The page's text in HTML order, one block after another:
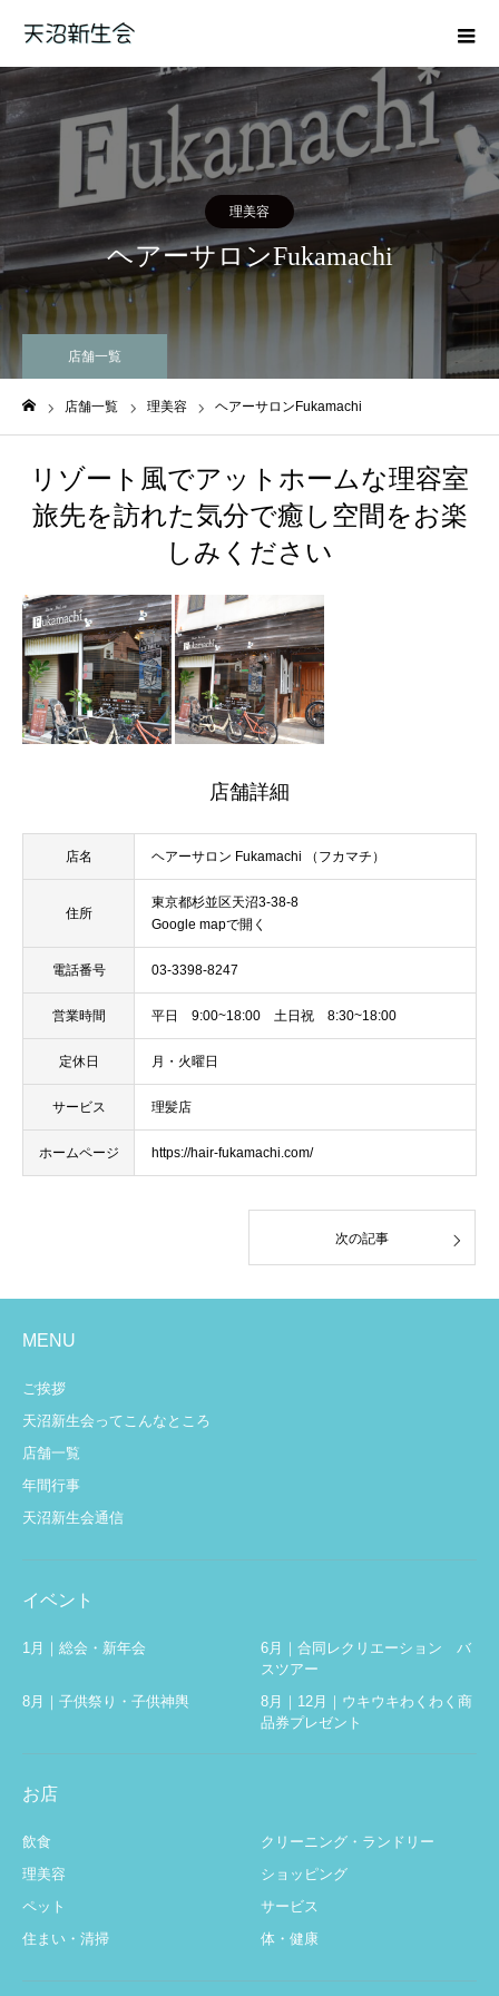
理美容
ヘアーサロンFukamachi
店舗一覧
店舗一覧 理美容 ヘアーサロンFukamachi
リゾート風でアットホームな理容室
旅先を訪れた気分で癒し空間をお楽
しみください
店舗詳細
店名 ヘアーサロン Fukamachi （フカマチ）
住所
東京都杉並区天沼3-38-8
Google mapで開く
電話番号 03-3398-8247
営業時間 平日 9:00~18:00 土日祝 8:30~18:00
定休日 月・火曜日
サービス 理髪店
ホームページ https://hair-fukamachi.com/
次の記事
MENU
ご挨拶
天沼新生会ってこんなところ
店舗一覧
年間行事
天沼新生会通信
イベント
1月｜総会・新年会
6月｜合同レクリエーション バ
スツアー
8月｜子供祭り・子供神輿
8月｜12月｜ウキウキわくわく商
品券プレゼント
お店
飲食
クリーニング・ランドリー
理美容
ショッピング
ペット
サービス
住まい・清掃
体・健康